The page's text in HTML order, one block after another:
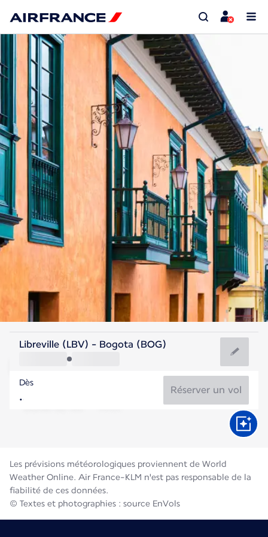
Colombie
Bogotá
Colombie
Libreville (LBV) - Bogota (BOG)
Dès
Réserver un vol
Les prévisions météorologiques proviennent de World
Weather Online. Air France-KLM n'est pas responsable de la
fiabilité de ces données.
© Textes et photographies : source EnVols